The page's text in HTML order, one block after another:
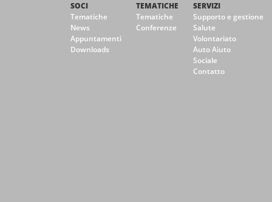
SOCI
Tematiche
News
Appuntamenti
Downloads
TEMATICHE
Tematiche
Conferenze
SERVIZI
Supporto e gestione
Salute
Volontariato
Auto Aiuto
Sociale
Contatto